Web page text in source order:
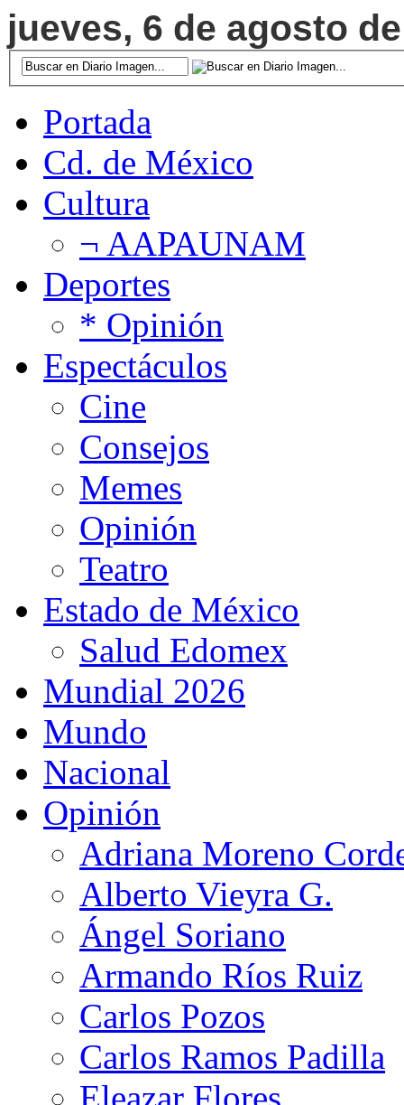
jueves, 6 de agosto
Portada
Cd. de México
Cultura
¬ AAPAUNAM
Deportes
* Opinión
Espectáculos
Cine
Consejos
Memes
Opinión
Teatro
Estado de México
Salud Edomex
Mundial 2026
Mundo
Nacional
Opinión
Adriana Moreno
Alberto Vieyra G.
Ángel Soriano
Armando Ríos Ruiz
Carlos Pozos
Carlos Ramos Padilla
Eleazar Flores